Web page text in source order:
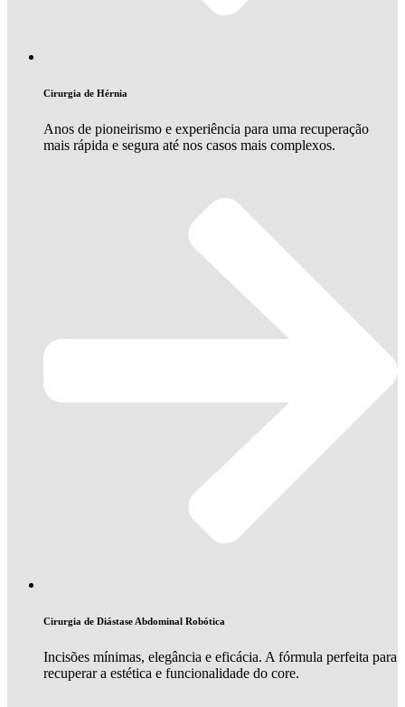
Cirurgia de Hérnia
Anos de pioneirismo e experiência para uma recuperação
mais rápida e segura até nos casos mais complexos.
Cirurgia de Diástase Abdominal Robótica
Incisões mínimas, elegância e eficácia. A fórmula perfeita para
recuperar a estética e funcionalidade do core.